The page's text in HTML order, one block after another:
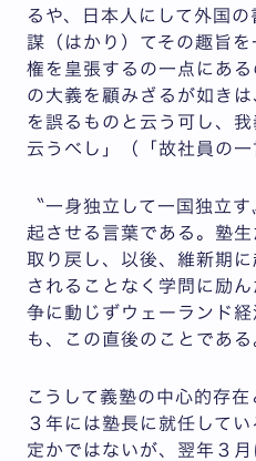
るや、日本人にして外国
謀（はかり）てその趣旨
権を皇張するの一点にあ
の大義を顧みざるが如き
を誤るものと云う可し、
云うべし」（「故社員の一
〝一身独立して一国独立
起させる言葉である。塾
取り戻し、以後、維新期
されることなく学問に励
争に動じずウェーランド
も、この直後のことである
こうして義塾の中心的存
３年には塾長に就任して
定かではないが、翌年３